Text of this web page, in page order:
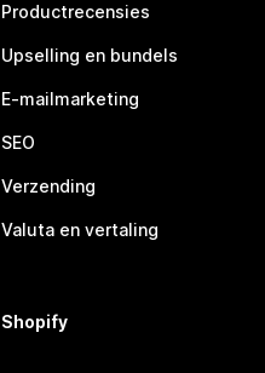
Productrecensies
Upselling en bundels
E-mailmarketing
SEO
Verzending
Valuta en vertaling
Shopify